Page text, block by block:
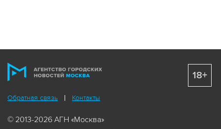
Обратная связь Контакты
© 2013-2026 АГН «Москва»
18+